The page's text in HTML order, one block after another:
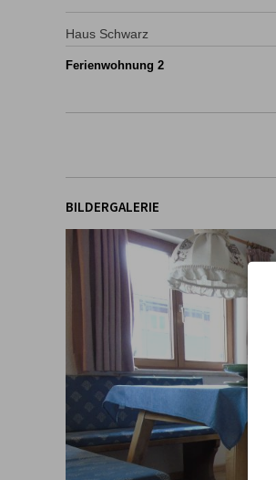
Haus Schwarz
Ferienwohnung 2
BILDERGALERIE